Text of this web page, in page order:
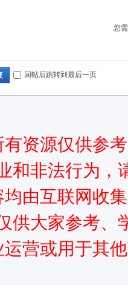
您
回帖后跳转到最后一页
资源仅供参
和非法行为，
由互联网收
供大家参考、
营或用于其